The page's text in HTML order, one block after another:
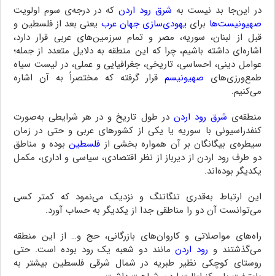
در این‌جا بد نیست به شرق رود اردنکه در درجه‌ی سوم اولویت
صهیونیست‌ها برای یهودی‌سازی جهان عرب یعنی بعد از فلسطین و
قبل از لبنان، سوریه، مصر و تمام سرزمین‌های عربی قرار دارد،
اشاره‌ای داشته باشیم، چرا که این منطقه به دلایل متعدد از جمله؛
عوامل دینی، احساسی، تاریخی، جغرافیایی و عملی، در لیست سیاه
طمع‌ورزی‌های صهیونیسمقرار گرفته که مختصراً به آن اشاره
می‌کنیم.
منطقه‌ی شرق رود اردن در طول تاریخ و در هر شرایطی به‌صورت
کنفدراسیونی با سوریه یا یکی از کشورهای عربی و حتی در زمان
سیطره‌ی بیگانگان بر آن همواره بخشی از فلسطینبوده و مناطق
دو طرف رود اردن از دیرباز از نظر اقتصادی، سیاسی و اداری، مکمل
یکدیگر بوده‌اند.
این ارتباط به‌قدری تنگاتنگ و نزدیک می‌نمود که کمتر کسی
می‌توانست آن دو را مناطقی جدا از یکدیگر به حساب آورد.
راه‌های مواصلاتی و کاروان‌های بازرگانی، حج و… از این منطقه
می‌گذشتند و رود اردنمانند دو شعبه یک رود بوده است. حتی
روستای کوچکی نظیر طبریه در شمال شرقی فلسطین بیشتر به